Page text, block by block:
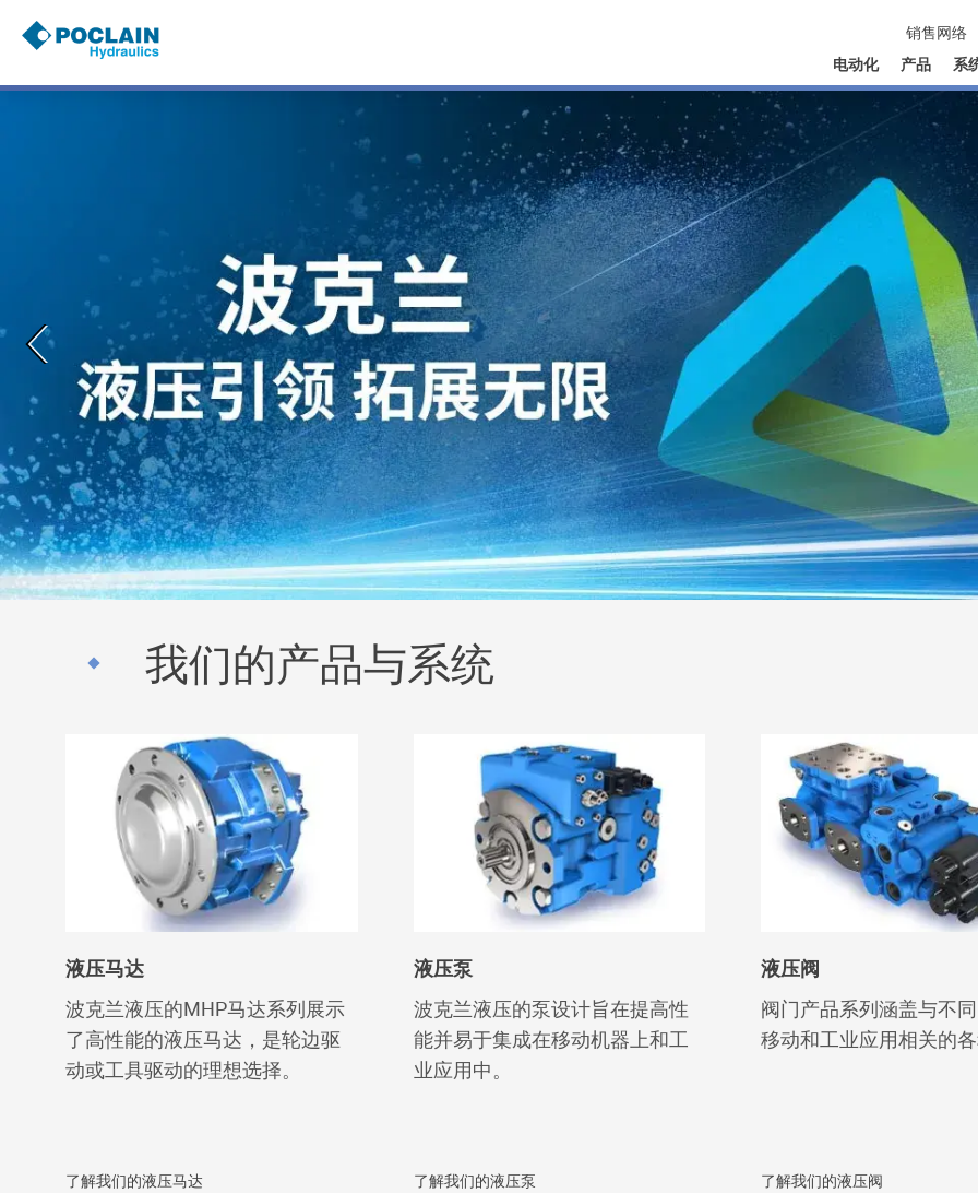
要
销售网络
电动化
产品 系
我们的产品与系统
液压马达
波克兰液压的MHP马达系列展示
了高性能的液压马达，是轮边驱
动或工具驱动的理想选择。
了解我们的液压马达
液压泵
波克兰液压的泵设计旨在提高性
能并易于集成在移动机器上和工
业应用中。
了解我们的液压泵
液压阀
阀门产品系列涵盖与不
移动和工业应用相关的
了解我们的液压阀